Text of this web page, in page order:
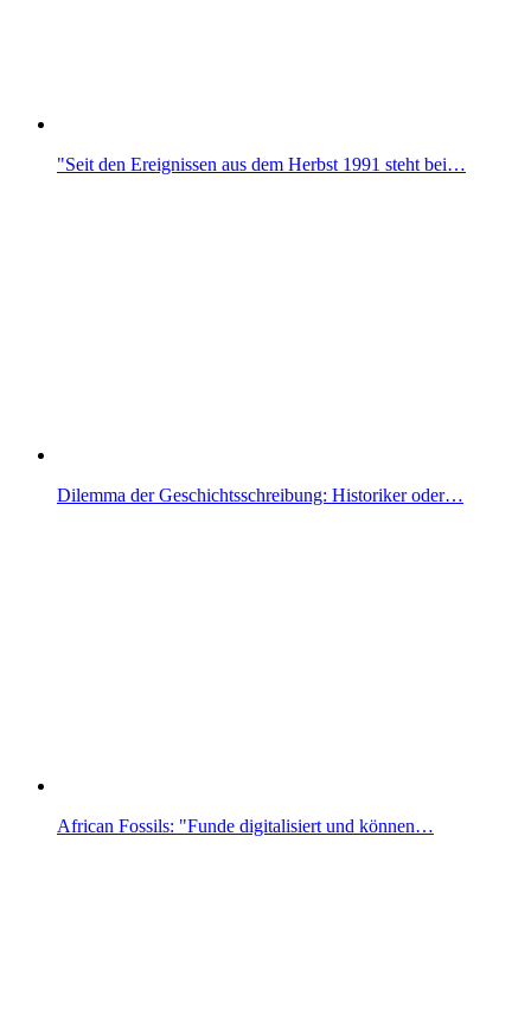
"Seit den Ereignissen aus dem Herbst 1991 steht bei…
Dilemma der Geschichtsschreibung: Historiker oder…
African Fossils: "Funde digitalisiert und können…